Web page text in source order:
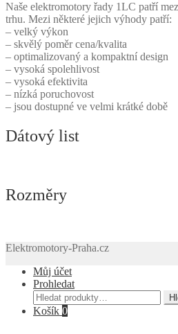
Naše elektromotory řady 1LC patří
trhu. Mezi některé jejich výhody patří:
– velký výkon
– skvělý poměr cena/kvalita
– optimalizovaný a kompaktní design
– vysoká spolehlivost
– vysoká efektivita
– nízká poruchovost
– jsou dostupné ve velmi krátké době
Dátový list
Rozměry
Elektromotory-Praha.cz
Můj účet
Prohledat
Hledat:
Košík 0